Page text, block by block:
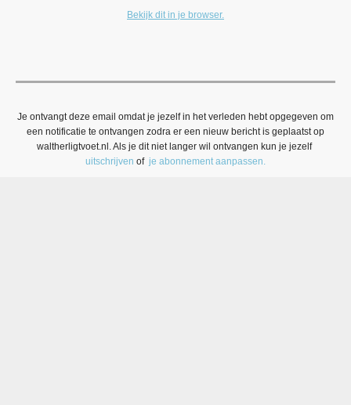
Bekijk dit in je browser.
Je ontvangt deze email omdat je jezelf in het verleden hebt opgegeven om
een notificatie te ontvangen zodra er een nieuw bericht is geplaatst op
waltherligtvoet.nl. Als je dit niet langer wil ontvangen kun je jezelf
uitschrijven of je abonnement aanpassen.